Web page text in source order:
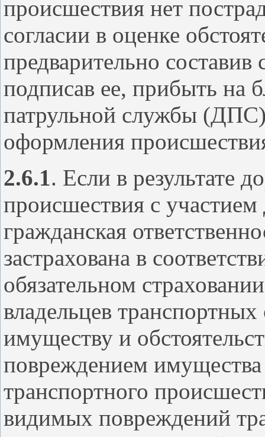
происшествия нет
согласии в оценке
предварительно
подписав ее, прибыть
патрульной службы
оформления
2.6.1. Если в результате
происшествия с
гражданская
застрахована в
обязательном
владельцев
имуществу и
повреждением имущества
транспортного
видимых повреждений